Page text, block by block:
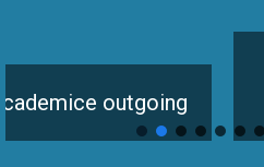
outgoing
The